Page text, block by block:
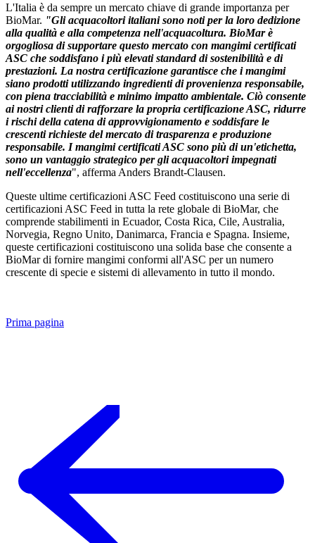
L'Italia è da sempre un mercato chiave di grande importanza per
BioMar. "Gli acquacoltori italiani sono noti per la loro dedizione
alla qualità e alla competenza nell'acquacoltura. BioMar è
orgogliosa di supportare questo mercato con mangimi certificati
ASC che soddisfano i più elevati standard di sostenibilità e di
prestazioni. La nostra certificazione garantisce che i mangimi
siano prodotti utilizzando ingredienti di provenienza responsabile,
con piena tracciabilità e minimo impatto ambientale. Ciò consente
ai nostri clienti di rafforzare la propria certificazione ASC, ridurre
i rischi della catena di approvvigionamento e soddisfare le
crescenti richieste del mercato di trasparenza e produzione
responsabile. I mangimi certificati ASC sono più di un'etichetta,
sono un vantaggio strategico per gli acquacoltori impegnati
nell'eccellenza", afferma Anders Brandt-Clausen.
Queste ultime certificazioni ASC Feed costituiscono una serie di
certificazioni ASC Feed in tutta la rete globale di BioMar, che
comprende stabilimenti in Ecuador, Costa Rica, Cile, Australia,
Norvegia, Regno Unito, Danimarca, Francia e Spagna. Insieme,
queste certificazioni costituiscono una solida base che consente a
BioMar di fornire mangimi conformi all'ASC per un numero
crescente di specie e sistemi di allevamento in tutto il mondo.
Prima pagina